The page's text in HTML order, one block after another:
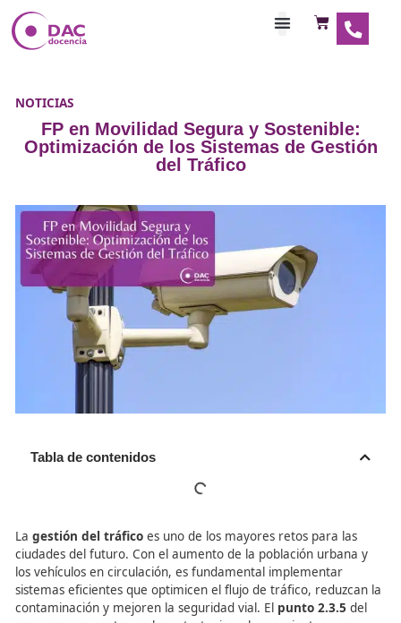
NOTICIAS
FP en Movilidad Segura y
Optimización de los Sistemas de
Tabla de contenidos